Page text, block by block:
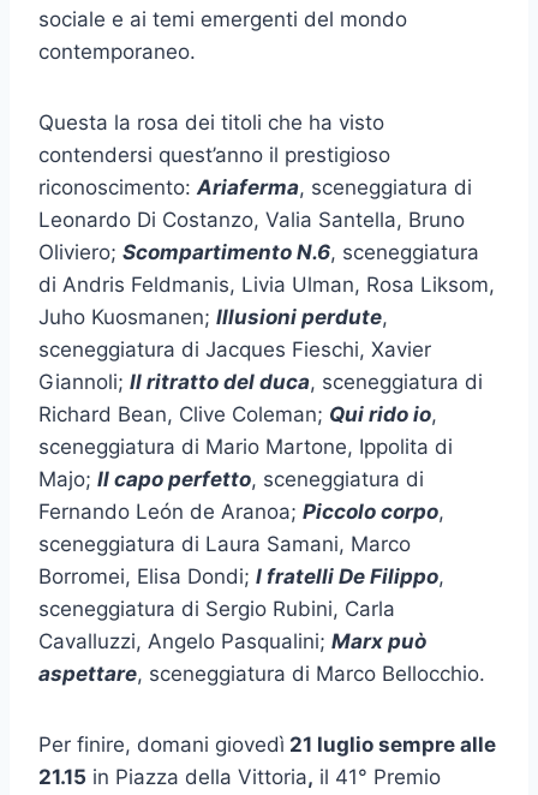
sociale e ai temi emergenti del mondo
contemporaneo.
Questa la rosa dei titoli che ha visto
contendersi quest’anno il prestigioso
riconoscimento: Ariaferma, sceneggiatura di
Leonardo Di Costanzo, Valia Santella, Bruno
Oliviero; Scompartimento N.6, sceneggiatura
di Andris Feldmanis, Livia Ulman, Rosa Liksom,
Juho Kuosmanen; Illusioni perdute,
sceneggiatura di Jacques Fieschi, Xavier
Giannoli; Il ritratto del duca, sceneggiatura di
Richard Bean, Clive Coleman; Qui rido io,
sceneggiatura di Mario Martone, Ippolita di
Majo; Il capo perfetto, sceneggiatura di
Fernando León de Aranoa; Piccolo corpo,
sceneggiatura di Laura Samani, Marco
Borromei, Elisa Dondi; I fratelli De Filippo,
sceneggiatura di Sergio Rubini, Carla
Cavalluzzi, Angelo Pasqualini; Marx può
aspettare, sceneggiatura di Marco Bellocchio.
Per finire, domani giovedì 21 luglio sempre alle
21.15 in Piazza della Vittoria, il 41° Premio